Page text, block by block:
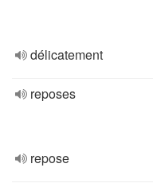
délicatement
reposes
repose